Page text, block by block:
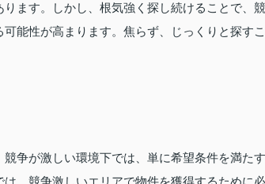
ます。しかし、根気強く探し続けることで、競
能性が高まります。焦らず、じっくりと探すこ
争が激しい環境下では、単に希望条件を満たす
、競争激しいエリアで物件を獲得するために必